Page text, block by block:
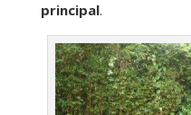
principal.